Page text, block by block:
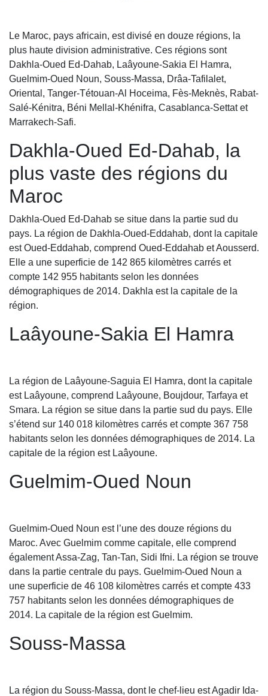
Le Maroc, pays africain, est divisé en douze régions, la
plus haute division administrative. Ces régions sont
Dakhla-Oued Ed-Dahab, Laâyoune-Sakia El Hamra,
Guelmim-Oued Noun, Souss-Massa, Drâa-Tafilalet,
Oriental, Tanger-Tétouan-Al Hoceima, Fès-Meknès, Rabat-
Salé-Kénitra, Béni Mellal-Khénifra, Casablanca-Settat et
Marrakech-Safi.
Dakhla-Oued Ed-Dahab, la
plus vaste des régions du
Maroc
Dakhla-Oued Ed-Dahab se situe dans la partie sud du
pays. La région de Dakhla-Oued-Eddahab, dont la capitale
est Oued-Eddahab, comprend Oued-Eddahab et Aousserd.
Elle a une superficie de 142 865 kilomètres carrés et
compte 142 955 habitants selon les données
démographiques de 2014. Dakhla est la capitale de la
région.
Laâyoune-Sakia El Hamra
La région de Laâyoune-Saguia El Hamra, dont la capitale
est Laâyoune, comprend Laâyoune, Boujdour, Tarfaya et
Smara. La région se situe dans la partie sud du pays. Elle
s’étend sur 140 018 kilomètres carrés et compte 367 758
habitants selon les données démographiques de 2014. La
capitale de la région est Laâyoune.
Guelmim-Oued Noun
Guelmim-Oued Noun est l’une des douze régions du
Maroc. Avec Guelmim comme capitale, elle comprend
également Assa-Zag, Tan-Tan, Sidi Ifni. La région se trouve
dans la partie centrale du pays. Guelmim-Oued Noun a
une superficie de 46 108 kilomètres carrés et compte 433
757 habitants selon les données démographiques de
2014. La capitale de la région est Guelmim.
Souss-Massa
La région du Souss-Massa, dont le chef-lieu est Agadir Ida-